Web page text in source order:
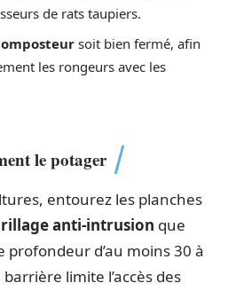
de rats taupiers.
soit bien fermé, afin
les rongeurs avec les
le potager
entourez les planches
anti-intrusion que
d’au moins 30 à
limite l’accès des